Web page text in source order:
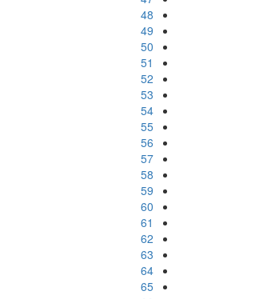
48
49
50
51
52
53
54
55
56
57
58
59
60
61
62
63
64
65